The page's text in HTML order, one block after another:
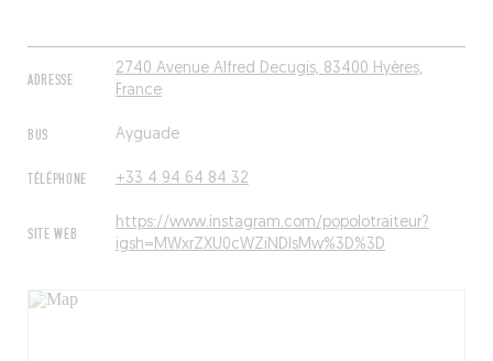
ADRESSE
2740 Avenue Alfred Decugis, 83400 Hyères,
France
BUS Ayguade
TÉLÉPHONE +33 4 94 64 84 32
SITE WEB
https://www.instagram.com/popolotraiteur?
igsh=MWxrZXU0cWZiNDlsMw%3D%3D